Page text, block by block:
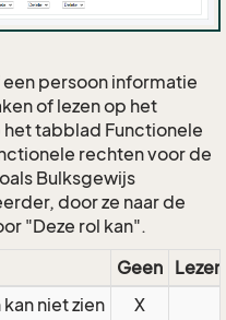
persoon informatie
of lezen op het
tabblad Functionele
rechten voor de
Bulksgewijs
door ze naar de
"Deze rol kan".
Geen Lezen
niet zien
X